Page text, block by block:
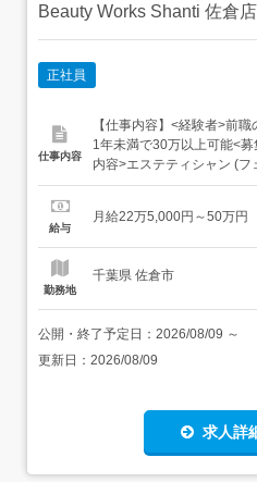
Beauty Works Shanti 佐倉店
正社員
仕事内容
【仕事内容】<経験者>前
1年未満で30万以上可能<
内容>エステティシャン (フ
サージ&最新マシン>、リ
やカウンセリングなどもお
給与
月給22万5,000円～50万円
勤務地
千葉県 佐倉市
公開・終了予定日： 2026/08/09 ～
更新日： 2026/08/09
求人詳